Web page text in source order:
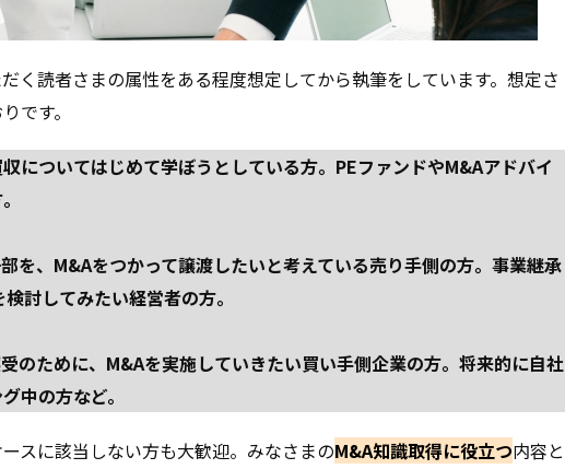
く読者さまの属性をある程度想定してから執筆をしています。想定さ
です。
についてはじめて学ぼうとしている方。PEファンドやM&Aアドバイ
を、M&Aをつかって譲渡したいと考えている売り手側の方。事業継承
討してみたい経営者の方。
のために、M&Aを実施していきたい買い手側企業の方。将来的に自社
中の方など。
スに該当しない方も大歓迎。みなさまのM&A知識取得に役立つ内容と